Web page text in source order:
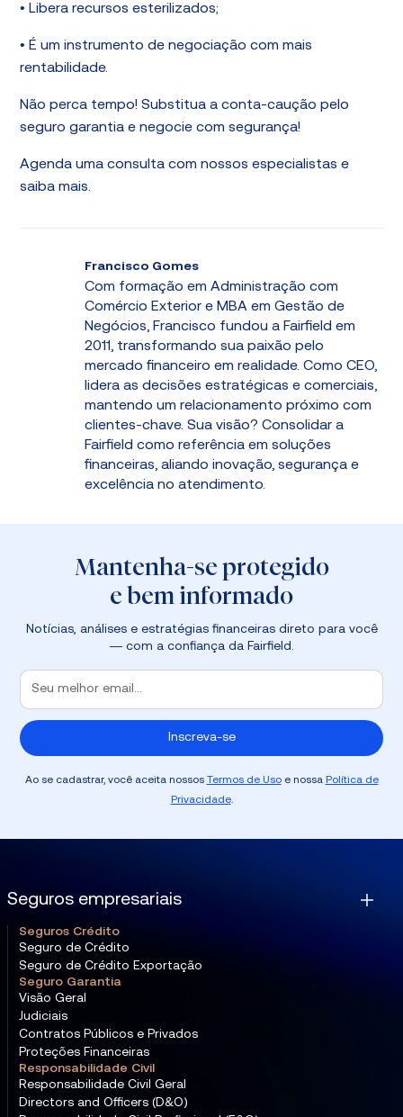
• Libera recursos esterilizados;
• É um instrumento de negociação com mais
rentabilidade.
Não perca tempo! Substitua a conta-caução pelo
seguro garantia e negocie com segurança!
Agenda uma consulta com nossos especialistas e
saiba mais.
Francisco Gomes
Com formação em Administração com
Comércio Exterior e MBA em Gestão de
Negócios, Francisco fundou a Fairfield em
2011, transformando sua paixão pelo
mercado financeiro em realidade. Como CEO,
lidera as decisões estratégicas e comerciais,
mantendo um relacionamento próximo com
clientes-chave. Sua visão? Consolidar a
Fairfield como referência em soluções
financeiras, aliando inovação, segurança e
excelência no atendimento.
Mantenha-se protegido
e bem informado
Notícias, análises e estratégias financeiras direto para você
— com a confiança da Fairfield.
Ao se cadastrar, você aceita nossos Termos de Usoe nossa Política de
Privacidade.
Seguros empresariais
Seguros Crédito
Seguro de Crédito
Seguro de Crédito Exportação
Seguro Garantia
Visão Geral
Judiciais
Contratos Públicos e Privados
Proteções Financeiras
Responsabilidade Civil
Responsabilidade Civil Geral
Directors and Officers (D&O)